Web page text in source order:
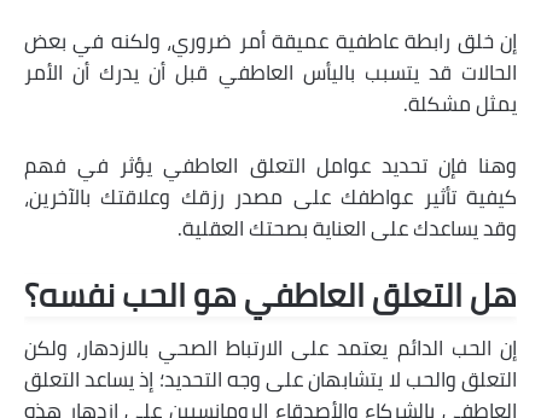
إن خلق رابطة عاطفية عميقة أمر ضروري، ولكنه في بعض
الحالات قد يتسبب باليأس العاطفي قبل أن يدرك أن الأمر
يمثل مشكلة.
وهنا فإن تحديد عوامل التعلق العاطفي يؤثر في فهم
كيفية تأثير عواطفك على مصدر رزقك وعلاقتك بالآخرين،
وقد يساعدك على العناية بصحتك العقلية.
هل التعلق العاطفي هو الحب نفسه؟
إن الحب الدائم يعتمد على الارتباط الصحي بالازدهار، ولكن
التعلق والحب لا يتشابهان على وجه التحديد؛ إذ يساعد التعلق